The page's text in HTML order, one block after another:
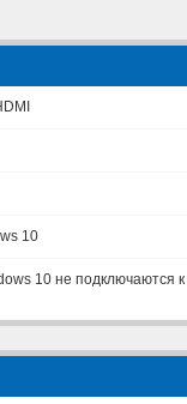
10
10 не подключаются к